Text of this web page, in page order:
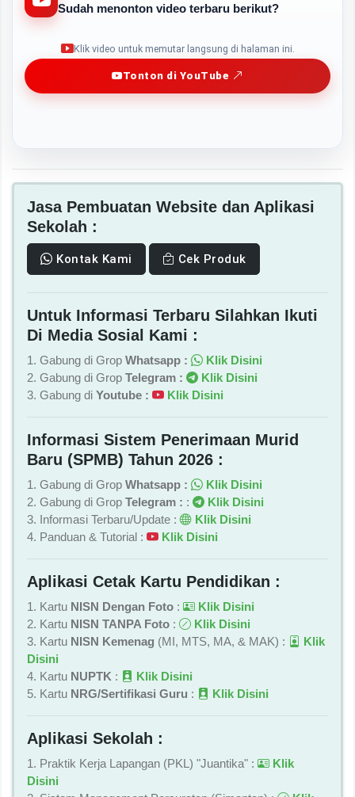
Sudah menonton video terbaru berikut?
Klik video untuk memutar langsung di halaman ini.
Tonton di YouTube
Jasa Pembuatan Website dan Aplikasi
Sekolah :
Kontak Kami Cek Produk
Untuk Informasi Terbaru Silahkan Ikuti
Di Media Sosial Kami :
1. Gabung di Grop Whatsapp :
Klik Disini
2. Gabung di Grop Telegram :
Klik Disini
3. Gabung di Youtube : Klik Disini
Informasi Sistem Penerimaan Murid
Baru (SPMB) Tahun 2026 :
1. Gabung di Grop Whatsapp :
Klik Disini
2. Gabung di Grop Telegram : :
Klik Disini
3. Informasi Terbaru/Update :
Klik Disini
4. Panduan & Tutorial :
Klik Disini
Aplikasi Cetak Kartu Pendidikan :
1. Kartu NISN Dengan Foto :
Klik Disini
2. Kartu NISN TANPA Foto :
Klik Disini
3. Kartu NISN Kemenag (MI, MTS, MA, & MAK) :
Klik
Disini
4. Kartu NUPTK :
Klik Disini
5. Kartu NRG/Sertifikasi Guru : Klik Disini
Aplikasi Sekolah :
1. Praktik Kerja Lapangan (PKL) "Juantika" :
Klik
Disini